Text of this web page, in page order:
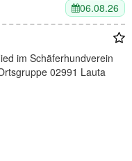
06.08.26
im Schäferhundverein
02991 Lauta